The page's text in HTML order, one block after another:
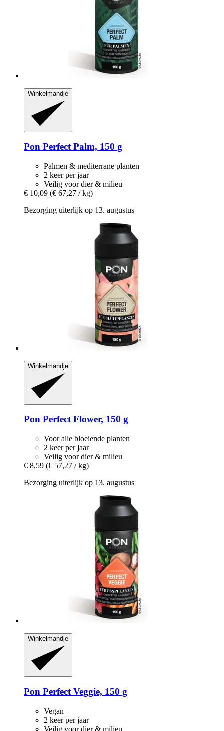
Winkelmandje
Pon Perfect Palm, 150 g
Palmen & mediterrane planten
2 keer per jaar
Veilig voor dier & milieu
€ 10,09 (€ 67,27 / kg)
Bezorging uiterlijk op 13. augustus
Winkelmandje
Pon Perfect Flower, 150 g
Voor alle bloeiende planten
2 keer per jaar
Veilig voor dier & milieu
€ 8,59 (€ 57,27 / kg)
Bezorging uiterlijk op 13. augustus
Winkelmandje
Pon Perfect Veggie, 150 g
Vegan
2 keer per jaar
Veilig voor dier & milieu